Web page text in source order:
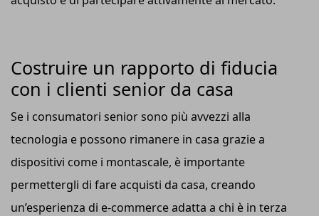
Costruire un rapporto di fiducia
con i clienti senior da casa
Se i consumatori senior sono più avvezzi alla
tecnologia e possono rimanere in casa grazie a
dispositivi come i montascale, è importante
permettergli di fare acquisti da casa, creando
un’esperienza di e-commerce adatta a chi è in terza